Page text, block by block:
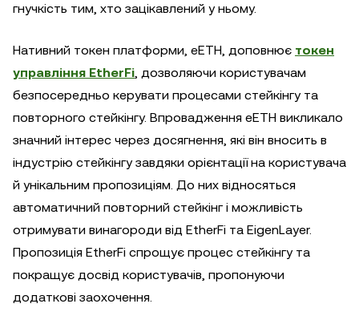
гнучкість тим, хто зацікавлений у ньому.
Нативний токен платформи, eETH, доповнює токен
управління EtherFi, дозволяючи користувачам
безпосередньо керувати процесами стейкінгу та
повторного стейкінгу. Впровадження eETH викликало
значний інтерес через досягнення, які він вносить в
індустрію стейкінгу завдяки орієнтації на користувача
й унікальним пропозиціям. До них відносяться
автоматичний повторний стейкінг і можливість
отримувати винагороди від EtherFi та EigenLayer.
Пропозиція EtherFi спрощує процес стейкінгу та
покращує досвід користувачів, пропонуючи
додаткові заохочення.